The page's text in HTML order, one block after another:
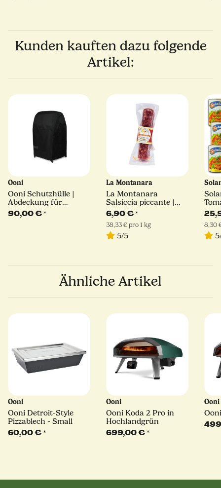
Kunden kauften dazu folgende
Artikel:
Ooni
Ooni Schutzhülle |
Abdeckung für
Pizzaofen und Tisch -
medium
90,00 €*
La Montanara
La Montanara
Salsiccia piccante |
180 g
6,90 €*
38,33 € pro 1 kg
5/5
400
8,30
Ähnliche Artikel
Ooni
Ooni Detroit-Style
Pizzablech - Small
60,00 €*
Ooni
Ooni Koda 2 Pro in
Hochlandgrün
699,00 €*
Ooni